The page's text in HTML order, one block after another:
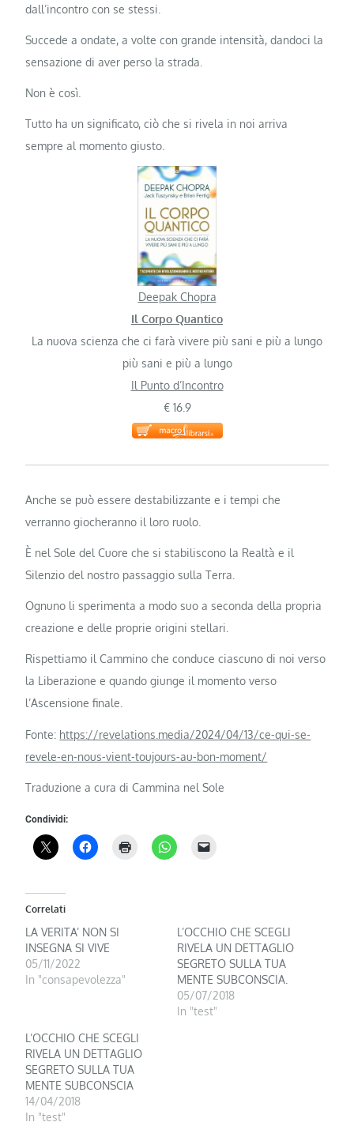
dall’incontro con se stessi.
Succede a ondate, a volte con grande intensità, dandoci la
sensazione di aver perso la strada.
Non è così.
Tutto ha un significato, ciò che si rivela in noi arriva
sempre al momento giusto.
Deepak Chopra
Il Corpo Quantico
La nuova scienza che ci farà vivere più sani e più a lungo
più sani e più a lungo
Il Punto d’Incontro
€ 16.9
Anche se può essere destabilizzante e i tempi che
verranno giocheranno il loro ruolo.
È nel Sole del Cuore che si stabiliscono la Realtà e il
Silenzio del nostro passaggio sulla Terra.
Ognuno li sperimenta a modo suo a seconda della propria
creazione e delle proprie origini stellari.
Rispettiamo il Cammino che conduce ciascuno di noi verso
la Liberazione e quando giunge il momento verso
l’Ascensione finale.
Fonte: https://revelations.media/2024/04/13/ce-qui-se-
revele-en-nous-vient-toujours-au-bon-moment/
Traduzione a cura di Cammina nel Sole
Condividi:
Correlati
LA VERITA’ NON SI
INSEGNA SI VIVE
05/11/2022
In "consapevolezza"
L’OCCHIO CHE SCEGLI
RIVELA UN DETTAGLIO
SEGRETO SULLA TUA
MENTE SUBCONSCIA.
05/07/2018
In "test"
L’OCCHIO CHE SCEGLI
RIVELA UN DETTAGLIO
SEGRETO SULLA TUA
MENTE SUBCONSCIA
14/04/2018
In "test"